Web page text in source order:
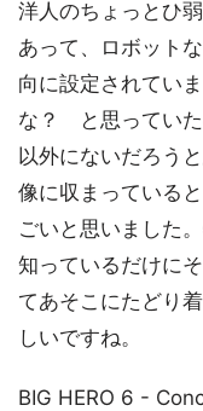
洋人のちょっとひ
あって、ロボット
向に設定されてい
な？ と思っていた
以外にないだろう
像に収まっている
ごいと思いました
知っているだけに
てあそこにたどり
しいですね。
BIG HERO 6 -